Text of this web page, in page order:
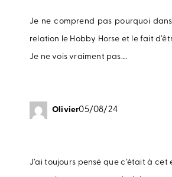
Je ne comprend pas pourquoi
relation le Hobby Horse et le fait
Je ne vois vraiment pas….
Olivier05/08/24
J’ai toujours pensé que c’était à